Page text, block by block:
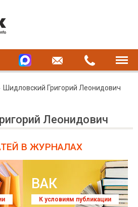
Шидловский Григорий Леонидович
Леонидович
В ЖУРНАЛАХ
ВАК
К условиям публикации